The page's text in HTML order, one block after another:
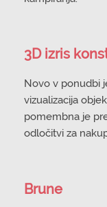
3D izris
Novo v ponudbi
vizualizacija
pomembna je
odločitvi za
Brune